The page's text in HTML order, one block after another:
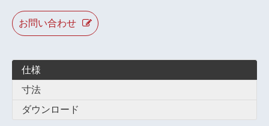
お問い合わせ
仕様
寸法
ダウンロード